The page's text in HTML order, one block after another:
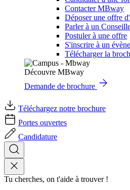
Contacter MBway
Déposer une offre
Parler à un
Postuler à une offre
S'inscrire à un
Télécharger la
Découvre MBway
Demande de brochure
Téléchargez notre brochure
Portes ouvertes
Candidature
Tu cherches, on t'aide à trouver !